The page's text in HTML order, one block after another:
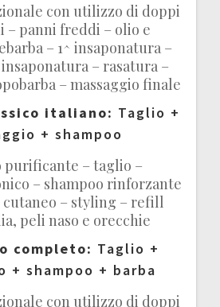
con utilizzo di doppi
– panni freddi – olio e
– 1^ insaponatura –
– rasatura –
– massaggio finale
italiano: Taglio +
+ shampoo
purificante – taglio –
– shampoo rinforzante
cutaneo – styling – refill
peli naso e orecchie
completo: Taglio +
+ shampoo + barba
con utilizzo di doppi